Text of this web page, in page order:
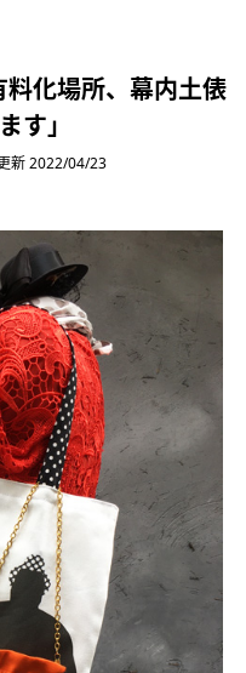
化場所、幕内土俵
す」
新 2022/04/23